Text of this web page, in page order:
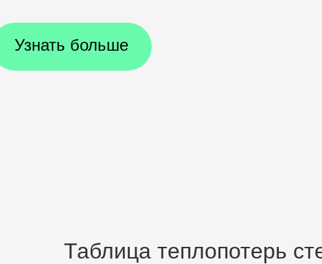
Узнать больше
Таблица теплопотерь